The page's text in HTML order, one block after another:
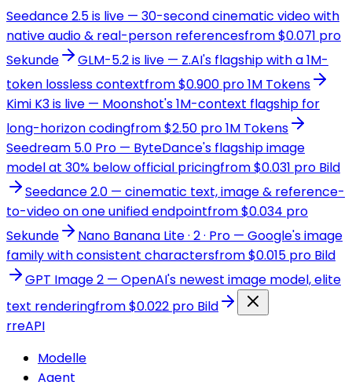
Seedance 2.5 is live — 30-second cinematic video with
native audio & real-person referencesfrom $0.071 pro
Sekunde
GLM-5.2 is live — Z.AI's flagship with a 1M-
token lossless contextfrom $0.900 pro 1M Tokens
Kimi K3 is live — Moonshot's 1M-context flagship for
long-horizon codingfrom $2.50 pro 1M Tokens
Seedream 5.0 Pro — ByteDance's flagship image
model at 30% below official pricingfrom $0.031 pro Bild
Seedance 2.0 — cinematic text, image & reference-
to-video on one unified endpointfrom $0.034 pro
Sekunde
Nano Banana Lite · 2 · Pro — Google's image
family with consistent charactersfrom $0.015 pro Bild
GPT Image 2 — OpenAI's newest image model, elite
text renderingfrom $0.022 pro Bild
rreAPI
Modelle
Agent